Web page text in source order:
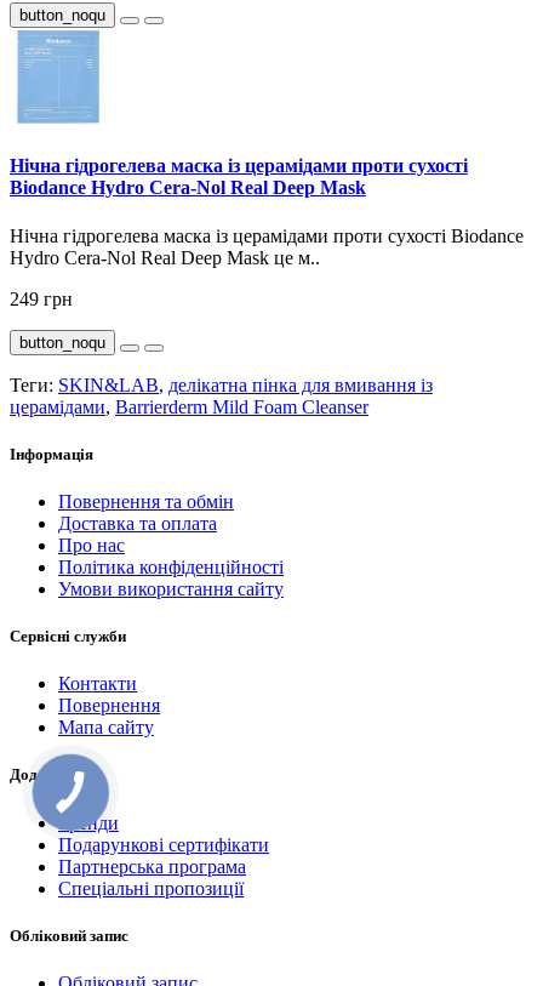
button_noqu
Нічна гідрогелева маска із церамідами проти сухості
Biodance Hydro Cera-Nol Real Deep Mask
Нічна гідрогелева маска із церамідами проти сухості Biodance
Hydro Cera-Nol Real Deep Mask це м..
249 грн
button_noqu
Теги: SKIN&LAB, делікатна пінка для вмивання із
церамідами, Barrierderm Mild Foam Cleanser
Інформація
Повернення та обмін
Доставка та оплата
Про нас
Політика конфіденційності
Умови використання сайту
Сервісні служби
Контакти
Повернення
Мапа сайту
Додатково
Бренди
Подарункові сертифікати
Партнерська програма
Спеціальні пропозиції
Обліковий запис